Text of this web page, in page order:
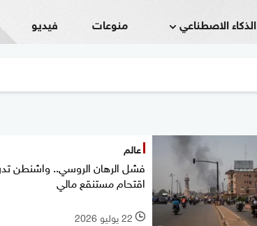
الذكاء الاصطناعي منوعات فيديو
عالم
فشل الرهان الروسي.. واشنطن
اقتحام مستنقع مالي
l 22 يوليو 2026